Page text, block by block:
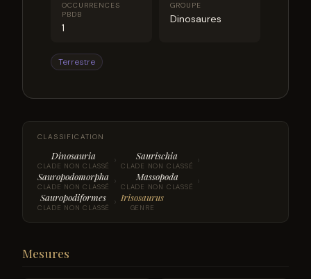
OCCURRENCES
PBDB
1
GROUPE
Dinosaures
Terrestre
CLASSIFICATION
Dinosauria
CLADE NON CLASSÉ › Saurischia
CLADE NON CLASSÉ ›
Sauropodomorpha
CLADE NON CLASSÉ › Massopoda
CLADE NON CLASSÉ ›
Sauropodiformes
CLADE NON CLASSÉ › Irisosaurus
GENRE
Mesures